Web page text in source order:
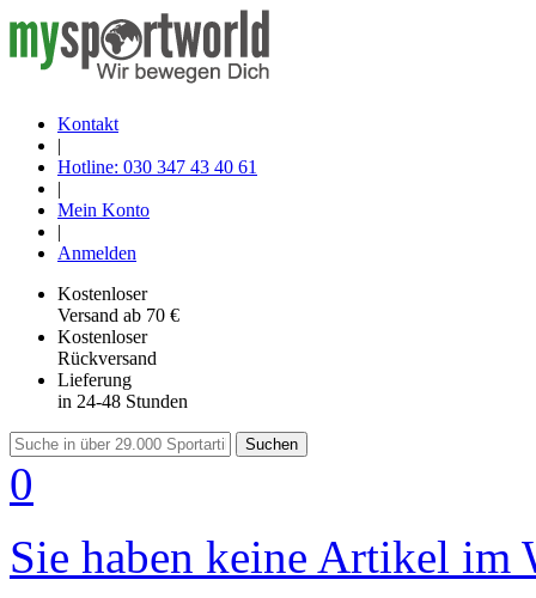
Kontakt
|
Hotline: 030 347 43 40 61
|
Mein Konto
|
Anmelden
Kostenloser
Versand ab 70 €
Kostenloser
Rückversand
Lieferung
in 24-48 Stunden
Suchen
0
Sie haben keine Artikel im